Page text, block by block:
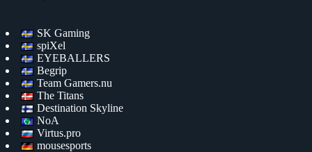
SK Gaming
spiXel
EYEBALLERS
Begrip
Team Gamers.nu
The Titans
Destination Skyline
NoA
Virtus.pro
mousesports